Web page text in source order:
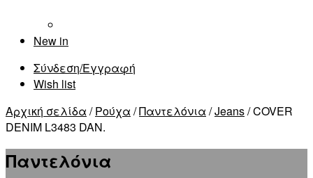
New in
Σύνδεση/Εγγραφή
Wish list
Αρχική σελίδα /Ρούχα /Παντελόνια /Jeans/ COVER
DENIM L3483 DAN.
Παντελόνια